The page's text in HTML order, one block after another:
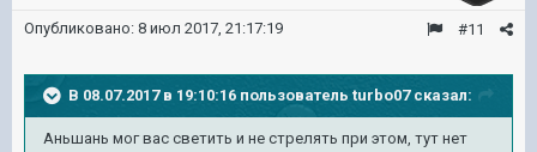
#11
Опубликовано: 8 июл 2017, 21:17:19
В 08.07.2017 в 19:10:16 пользователь turbo07сказал:
Аньшань мог вас светить и не стрелять при этом, тут нет